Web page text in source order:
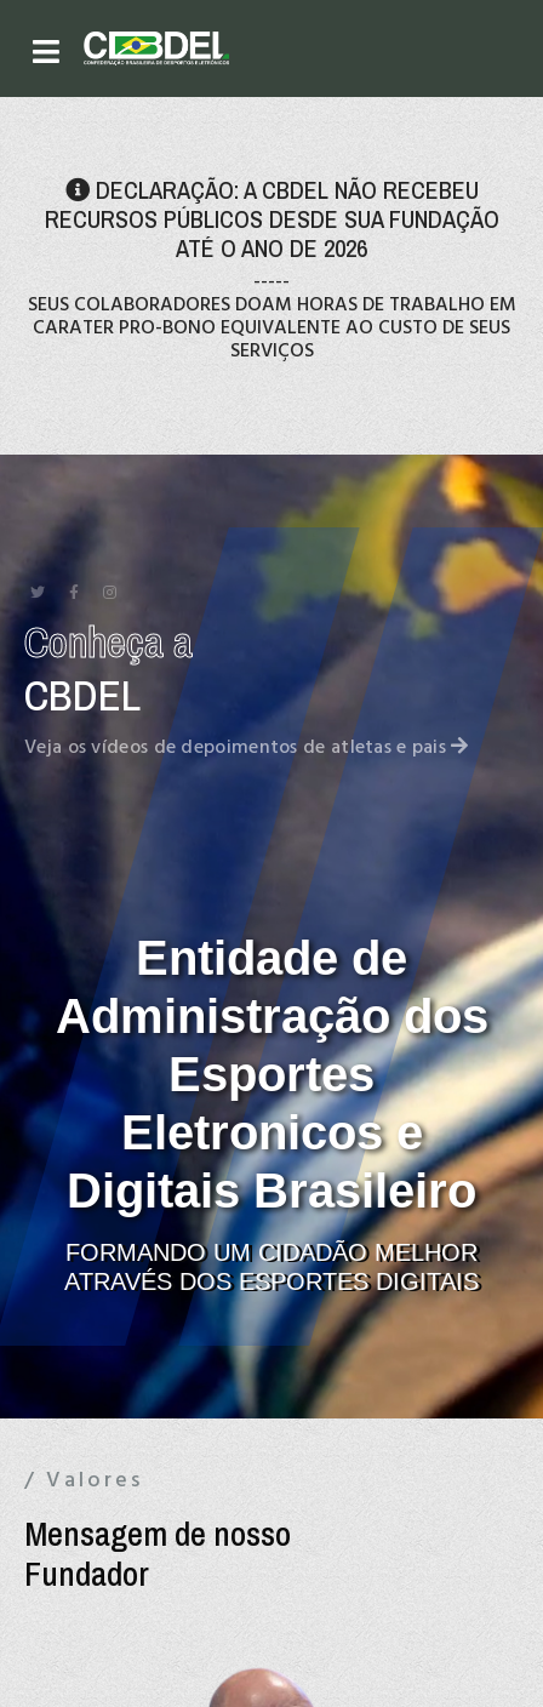
DECLARAÇÃO: A CBDEL NÃO RECEBEU
RECURSOS PÚBLICOS DESDE SUA FUNDAÇÃO
ATÉ O ANO DE 2026
-----
SEUS COLABORADORES DOAM HORAS DE TRABALHO EM
CARATER PRO-BONO EQUIVALENTE AO CUSTO DE SEUS
SERVIÇOS
fa
twitterfacebook
fa
instagram
Conheça a
CBDEL
Veja os vídeos de depoimentos de atletas e pais
Entidade de
Administração dos
Esportes
Eletronicos e
Digitais Brasileiro
FORMANDO UM CIDADÃO MELHOR
ATRAVÉS DOS ESPORTES DIGITAIS
/ Valores
Mensagem de nosso
Fundador